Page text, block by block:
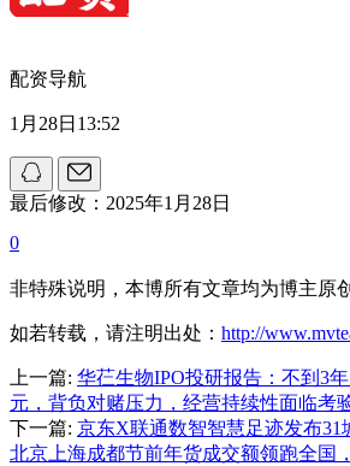
配资导航
1月28日13:52
最后修改：2025年1月28日
0
非特殊说明，本博所有文章均为博主原创
如若转载，请注明出处： http://
上一篇: 华芢生物IPO投研报告：不到3
元，背负对赌压力，经营持续性面临考
下一篇: 京东X联通数智智慧足迹发布31
北京上海成都节前年货成交额领跑全国